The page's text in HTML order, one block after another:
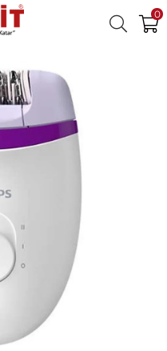
0
Google İle Bağlan